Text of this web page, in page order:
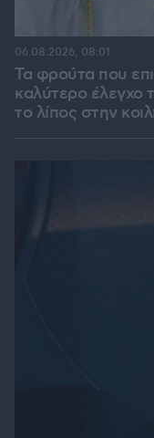
Τα φρούτα που
καλύτερο έλεγχο
το λίπος στην
06.08.2026, 08:01